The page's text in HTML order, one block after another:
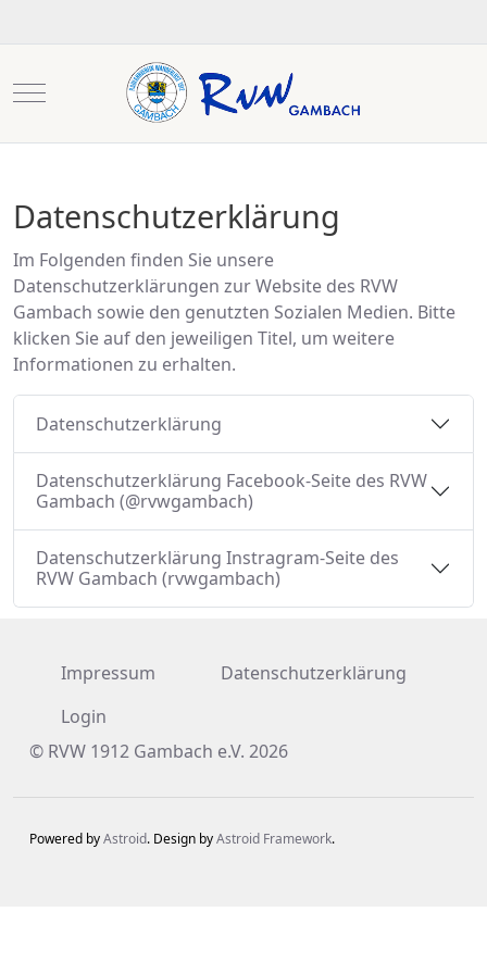
Mobile Menu Toggle
Datenschutzerklärung
Im Folgenden finden Sie unsere
Datenschutzerklärungen zur Website des RVW
Gambach sowie den genutzten Sozialen Medien. Bitte
klicken Sie auf den jeweiligen Titel, um weitere
Informationen zu erhalten.
Datenschutzerklärung
Datenschutzerklärung Facebook-Seite des RVW
Gambach (@rvwgambach)
Datenschutzerklärung Instragram-Seite des
RVW Gambach (rvwgambach)
Impressum
Datenschutzerklärung
Login
© RVW 1912 Gambach e.V. 2026
Powered byAstroid. Design byAstroid Framework.